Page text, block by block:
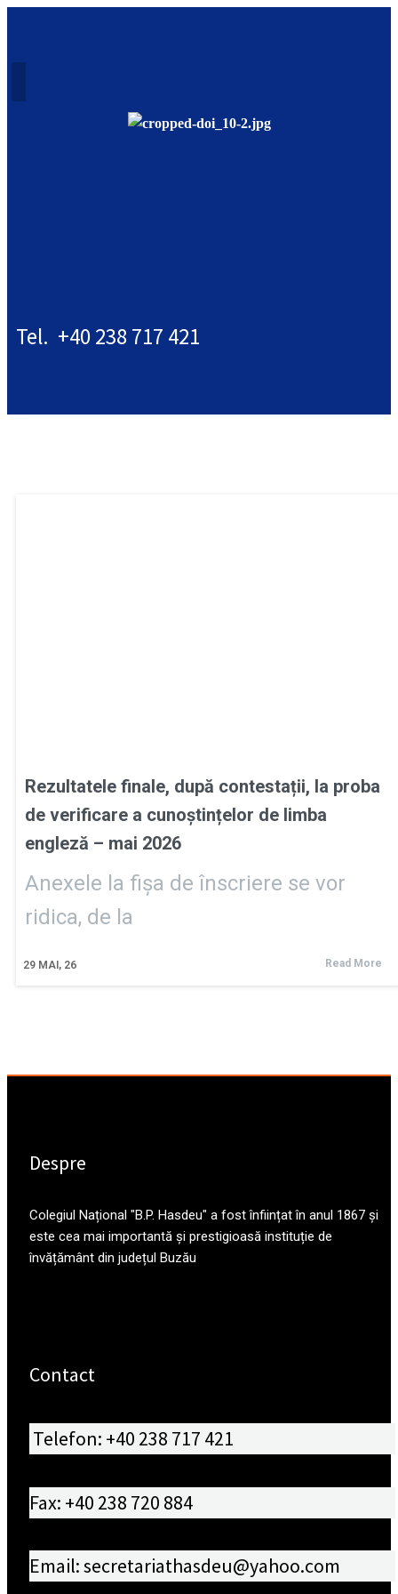
Tel. +40 238 717 421
Rezultatele finale, după contestații, la proba
de verificare a cunoștințelor de limba
engleză – mai 2026
29 MAI, 26
Anexele la fișa de înscriere se vor
ridica, de la
Read More
Despre
Colegiul Național "B.P. Hasdeu" a fost înființat în anul 1867 și
este cea mai importantă și prestigioasă instituție de
învățământ din județul Buzău
Contact
Telefon: +40 238 717 421
Fax: +40 238 720 884
Email: secretariathasdeu@yahoo.com